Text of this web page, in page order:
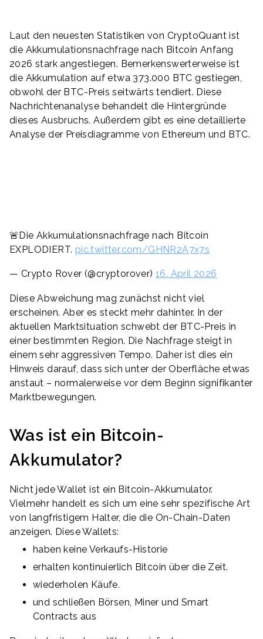
Laut den neuesten Statistiken von CryptoQuant ist
die Akkumulationsnachfrage nach Bitcoin Anfang
2026 stark angestiegen. Bemerkenswerterweise ist
die Akkumulation auf etwa 373.000 BTC gestiegen,
obwohl der BTC-Preis seitwärts tendiert. Diese
Nachrichtenanalyse behandelt die Hintergründe
dieses Ausbruchs. Außerdem gibt es eine detaillierte
Analyse der Preisdiagramme von Ethereum und BTC.
🚨Die Akkumulationsnachfrage nach Bitcoin
EXPLODIERT. pic.twitter.com/GHNR2A7x7s
— Crypto Rover (@cryptorover) 16. April 2026
Diese Abweichung mag zunächst nicht viel
erscheinen. Aber es steckt mehr dahinter. In der
aktuellen Marktsituation schwebt der BTC-Preis in
einer bestimmten Region. Die Nachfrage steigt in
einem sehr aggressiven Tempo. Daher ist dies ein
Hinweis darauf, dass sich unter der Oberfläche etwas
anstaut – normalerweise vor dem Beginn signifikanter
Marktbewegungen.
Was ist ein Bitcoin-
Akkumulator?
Nicht jede Wallet ist ein Bitcoin-Akkumulator.
Vielmehr handelt es sich um eine sehr spezifische Art
von langfristigem Halter, die die On-Chain-Daten
anzeigen. Diese Wallets:
haben keine Verkaufs-Historie
erhalten kontinuierlich Bitcoin über die Zeit.
wiederholen Käufe.
und schließen Börsen, Miner und Smart
Contracts aus